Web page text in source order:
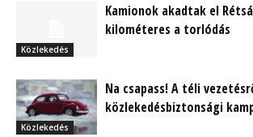
Közlekedés
Kamionok akadtak el
kilométeres a torlódás
Közlekedés
Na csapass! A téli
közlekedésbiztonsági